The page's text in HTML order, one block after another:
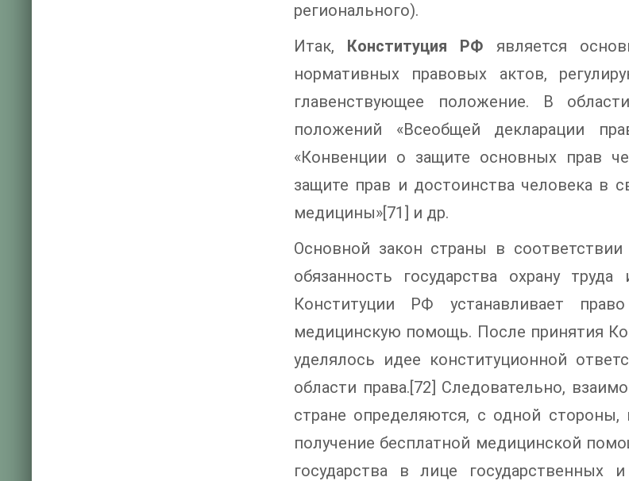
регионального).
Итак, Конституция РФ является
нормативных правовых актов,
главенствующее положение. В
положений «Всеобщей декларации
«Конвенции о защите основных прав
защите прав и достоинства человека в
медицины»[71] и др.
Основной закон страны в
обязанность государства охрану
Конституции РФ устанавливает
медицинскую помощь. После принятия
уделялось идее конституционной
области права.[72] Следовательно,
стране определяются, с одной
получение бесплатной медицинской
государства в лице государственных